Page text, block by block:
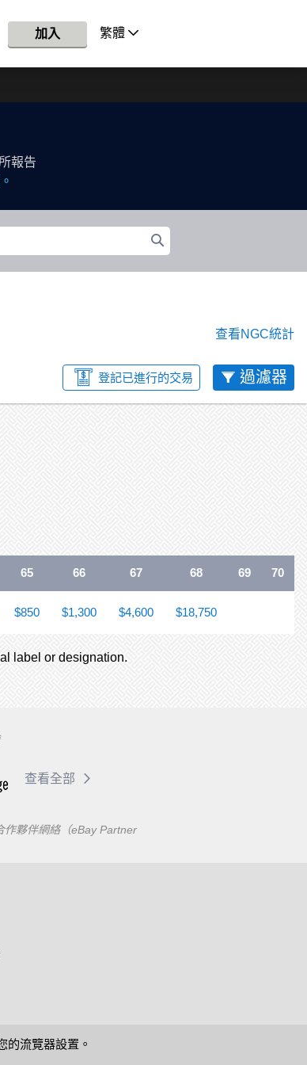
加入 繁體
報告
查看NGC統計
登記已進行的交易 過濾器
65 66 67 68 69 70
$850 $1,300 $4,600 $18,750
label or designation.
查看全部
作夥伴網絡（eBay Partner
的流覽器設置。